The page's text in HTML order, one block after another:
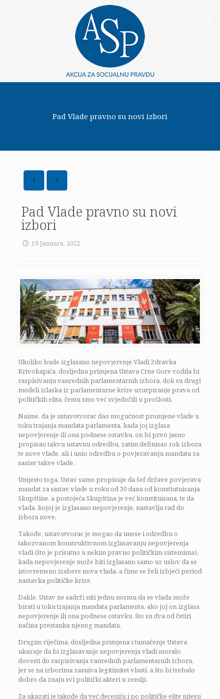
Pad Vlade pravno su novi izbori
Pad Vlade pravno su novi
izbori
19 Januara, 2022
Ukoliko bude izglasano nepovjerenje Vladi Zdravka
Krivokapića, dosljedna primjena Ustava Crne Gore vodila bi
raspisivanju vanrednih parlamentarnih izbora, dok su drugi
modeli izlaska iz parlamentarne krize uzurpiranje prava od
političkih elita, čemu smo već svjedočili u prošlosti.
Naime, da je ustavotvorac dao mogućnost promjene vlade u
toku trajanja mandata parlamenta, kada joj izglasa
nepovjerenje ili ona podnese ostavku, on bi prvo jasno
propisao takvu ustavnu odredbu, zatim definisao rok izbora
te nove vlade, ali i unio odredbu o povjeravanju mandata za
sastav takve vlade.
Umjesto toga, Ustav samo propisuje da šef države povjerava
mandat za sastav vlade u roku od 30 dana od konstiutuisanja
Skupštine, a postojeća Skupština je već konstituisana, te da
vlada, kojoj je izglasano nepovjerenje, nastavlja rad do
izbora nove.
Takođe, ustavotvorac je mogao da unese i odredbu o
takozvanom konstruktivnom izglasavanju nepovjerenja
vladi (što je prisutno u nekim pravno političkim sistemima),
kada nepovjerenje može biti izglasano samo uz uslov da se
istovremeno izabere nova vlada, a čime se želi izbjeći period
nastavka političke krize.
Dakle, Ustav ne sadrži niti jednu normu da se vlada može
birati u toku trajanja mandata parlamenta, ako joj on izglasa
nepovjerenje ili ona podnese ostavku, što su dva od četiri
načina prestanka njenog mandata.
Drugim riječima, dosljedna primjena i tumačenje Ustava
ukazuje da bi izglasavanje nepovjerenja vladi moralo
dovesti do raspisivanja vanrednih parlamentarnih izbora,
jer se na izborima zasniva legitimitet vlasti, a što bi trebalo
dobro da znaju svi politički akteri u zemlji.
Za ukazati je takođe da već deceniju i po političke elite nijesu